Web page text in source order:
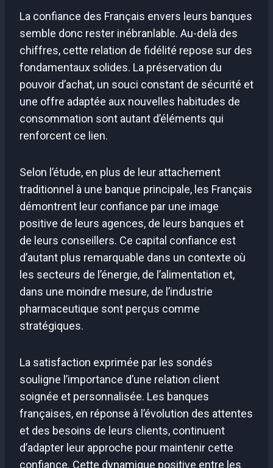
La confiance des Français envers leurs banques
semble donc rester inébranlable. Au-delà des
chiffres, cette relation de fidélité repose sur des
fondamentaux solides. La préservation du
pouvoir d’achat, un souci constant de sécurité et
une offre adaptée aux nouvelles habitudes de
consommation sont autant d’éléments qui
renforcent ce lien.
Selon l’étude, en plus de leur attachement
traditionnel à une banque principale, les Français
démontrent leur confiance par une image
positive de leurs agences, de leurs banques et
de leurs conseillers. Ce capital confiance est
d’autant plus remarquable dans un contexte où
les secteurs de l’énergie, de l’alimentation et,
dans une moindre mesure, de l’industrie
pharmaceutique sont perçus comme
stratégiques.
La satisfaction exprimée par les sondés
souligne l’importance d’une relation client
soignée et personnalisée. Les banques
françaises, en réponse à l’évolution des attentes
et des besoins de leurs clients, continuent
d’adapter leur approche pour maintenir cette
confiance. Cette dynamique positive entre les